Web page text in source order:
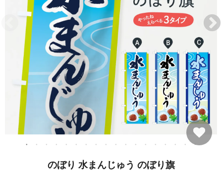
のぼり 水まんじゅう のぼり旗